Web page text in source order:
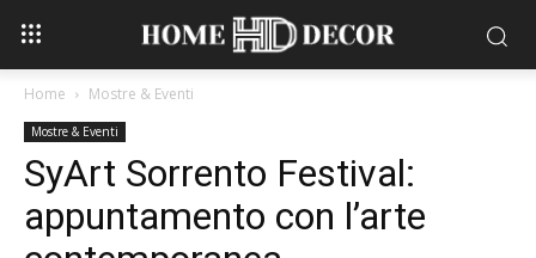
Home Mostre & Eventi
Mostre & Eventi
SyArt Sorrento Festival:
appuntamento con l’arte